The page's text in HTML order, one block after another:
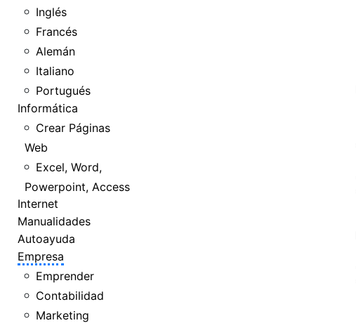
Inglés
Francés
Alemán
Italiano
Portugués
Informática
Crear Páginas
Web
Excel, Word,
Powerpoint, Access
Internet
Manualidades
Autoayuda
Empresa
Emprender
Contabilidad
Marketing